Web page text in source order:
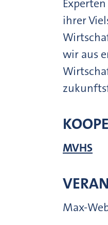
ihrer
wir aus
MVHS
Max-